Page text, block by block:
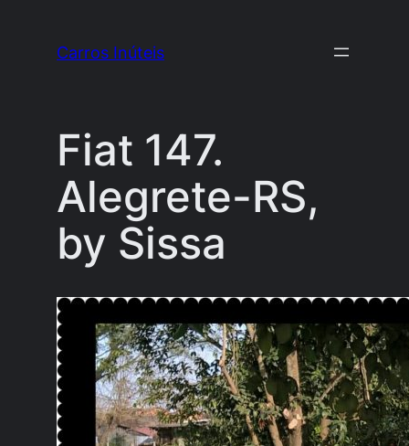
Carros Inúteis
Fiat 147.
Alegrete-RS,
by Sissa